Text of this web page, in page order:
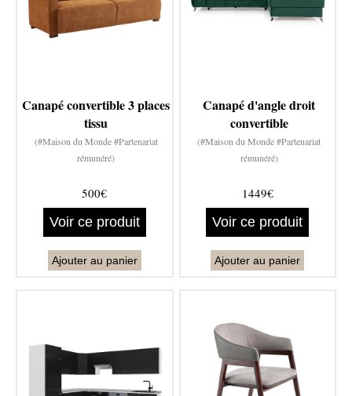
Canapé convertible 3 places
tissu
(#Maison du Monde #Partenariat
rémunéré)
500€
Voir ce produit
Ajouter au panier
Canapé d'angle droit
convertible
(#Maison du Monde #Partenariat
rémunéré)
1449€
Voir ce produit
Ajouter au panier